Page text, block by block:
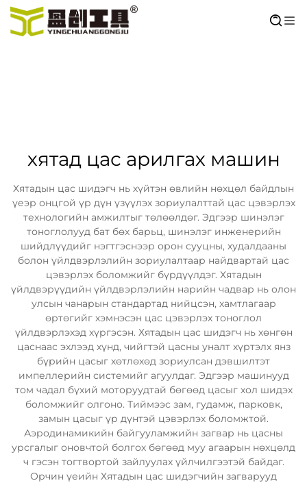
хятад цас арилгах машин
Хятадын цас шидэгч нь хүйтэн өвлийн нөхцөл байдлын
үеэр онцгой үр дүн үзүүлэх зориулалттай цас цэвэрлэх
технологийн амжилтыг төлөөлдөг. Эдгээр шинэлэг
тоноглолууд бат бөх барьц, шинэлэг инженерийн
шийдлүүдийг нэгтгэснээр орон сууцны, худалдааны
болон үйлдвэрлэлийн зориулалтаар найдвартай цас
цэвэрлэх боломжийг бүрдүүлдэг. Хятадын
үйлдвэрүүдийн үйлдвэрлэлийн нарийн чадвар нь олон
улсын чанарын стандартад нийцсэн, хамтлагаар
өртөгийг хэмнэсэн цас цэвэрлэх тоноглол
үйлдвэрлэхэд хүргэсэн. Хятадын цас шидэгч нь хөнгөн
цаснаас эхлээд хүнд, чийгтэй цасны уналт хүртэлх янз
бүрийн цасыг хөтлөхөд зориулсан дэвшилтэт
импеллерийн системийг агуулдаг. Эдгээр машинууд
том чадал бүхий моторуудтай бөгөөд цасыг хол шидэх
боломжийг олгоно. Тиймээс зам, гудамж, парковк,
замын цасыг үр дүнтэй цэвэрлэх боломжтой.
Аэродинамикийн байгууламжийн загвар нь цасны
урсгалыг оновчтой болгох бөгөөд муу агаарын нөхцөлд
ч гэсэн тогтвортой зайлуулах үйлчилгээтэй байдаг.
Орчин үеийн Хятадын цас шидэгчийн загварууд